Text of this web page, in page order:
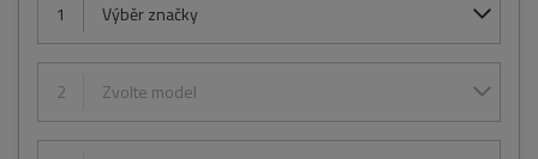
1 Výběr značky
2 Zvolte model